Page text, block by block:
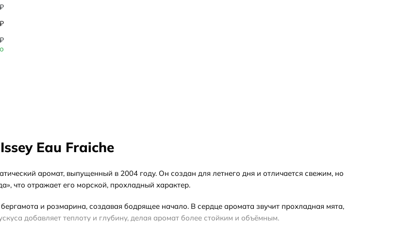
₽
₽
₽
Eau Fraiche
аромат, выпущенный в 2004 году. Он создан для летнего дня и отличается свежим, но
что отражает его морской, прохладный характер.
и розмарина, создавая бодрящее начало. В сердце аромата звучит прохладная мята,
добавляет теплоту и глубину, делая аромат более стойким и объёмным.